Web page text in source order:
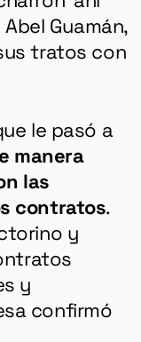
Guamán,
tratos con
le pasó a
manera
las
contratos.
y
y
confirmó